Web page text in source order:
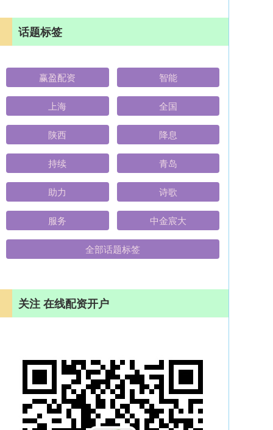
话题标签
赢盈配资 智能
上海 全国
陕西 降息
持续 青岛
助力 诗歌
服务 中金宸大
全部话题标签
关注 在线配资开户